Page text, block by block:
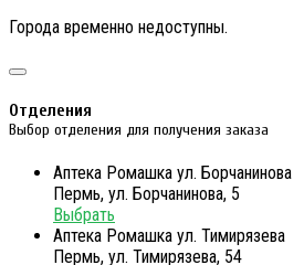
Города временно недоступны.
Отделения
Выбор отделения для получения заказа
Аптека Ромашка ул. Борчанинова
Пермь, ул. Борчанинова, 5
Выбрать
Аптека Ромашка ул. Тимирязева
Пермь, ул. Тимирязева, 54